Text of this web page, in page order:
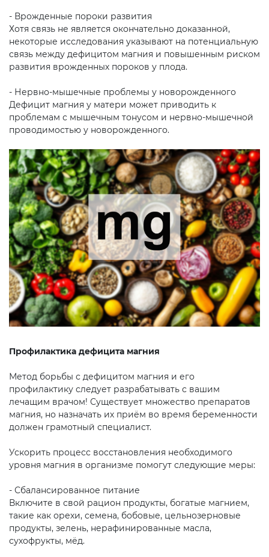
- Врожденные пороки развития
Хотя связь не является окончательно доказанной,
некоторые исследования указывают на потенциальную
связь между дефицитом магния и повышенным риском
развития врожденных пороков у плода.
- Нервно-мышечные проблемы у новорожденного
Дефицит магния у матери может приводить к
проблемам с мышечным тонусом и нервно-мышечной
проводимостью у новорожденного.
Профилактика дефицита магния
Метод борьбы с дефицитом магния и его
профилактику следует разрабатывать с вашим
лечащим врачом! Существует множество препаратов
магния, но назначать их приём во время беременности
должен грамотный специалист.
Ускорить процесс восстановления необходимого
уровня магния в организме помогут следующие меры:
- Сбалансированное питание
Включите в свой рацион продукты, богатые магнием,
такие как орехи, семена, бобовые, цельнозерновые
продукты, зелень, нерафинированные масла,
сухофрукты, мёд.